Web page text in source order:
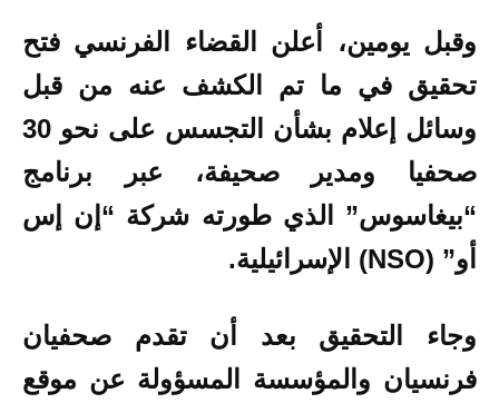
وقبل يومين، أعلن القضاء الفرنسي فتح
تحقيق في ما تم الكشف عنه من قبل
وسائل إعلام بشأن التجسس على نحو 30
صحفيا ومدير صحيفة، عبر برنامج
“بيغاسوس” الذي طورته شركة “إن إس
أو” (NSO) الإسرائيلية.
وجاء التحقيق بعد أن تقدم صحفيان
فرنسيان والمؤسسة المسؤولة عن موقع